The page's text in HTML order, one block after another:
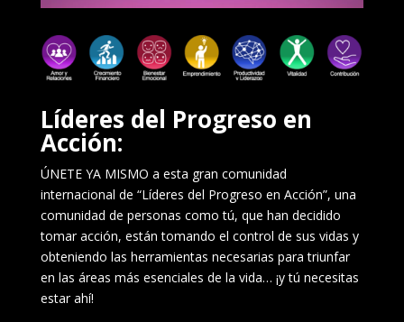
Líderes del Progreso en
Acción:
ÚNETE YA MISMO a esta gran comunidad
internacional de “Líderes del Progreso en Acción”, una
comunidad de personas como tú, que han decidido
tomar acción, están tomando el control de sus vidas y
obteniendo las herramientas necesarias para triunfar
en las áreas más esenciales de la vida… ¡y tú necesitas
estar ahí!